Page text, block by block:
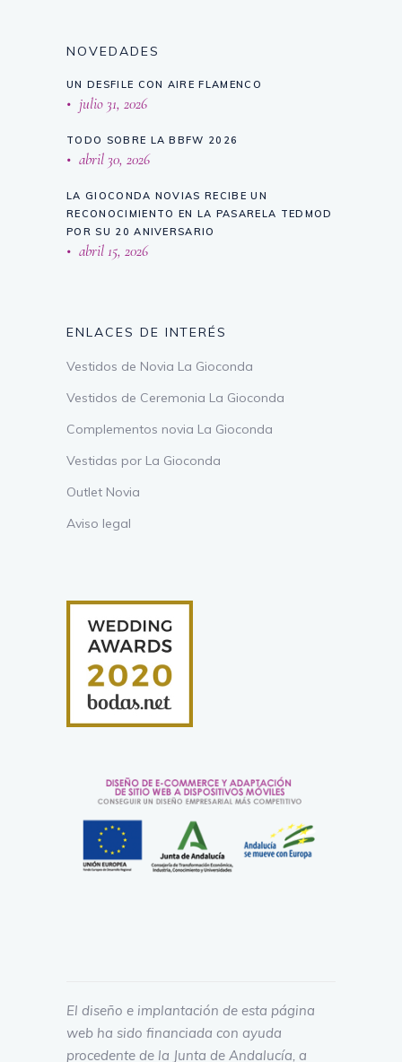
NOVEDADES
UN DESFILE CON AIRE FLAMENCO
julio 31, 2026
TODO SOBRE LA BBFW 2026
abril 30, 2026
LA GIOCONDA NOVIAS RECIBE UN
RECONOCIMIENTO EN LA PASARELA TEDMOD
POR SU 20 ANIVERSARIO
abril 15, 2026
ENLACES DE INTERÉS
Vestidos de Novia La Gioconda
Vestidos de Ceremonia La Gioconda
Complementos novia La Gioconda
Vestidas por La Gioconda
Outlet Novia
Aviso legal
El diseño e implantación de esta página
web ha sido financiada con ayuda
procedente de la Junta de Andalucía, a